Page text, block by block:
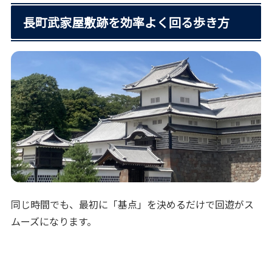
長町武家屋敷跡を効率よく回る歩き方
同じ時間でも、最初に「基点」を決めるだけで回遊がス
ムーズになります。